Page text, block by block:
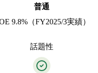
普通
9.8%（FY2025/3実績）
話題性